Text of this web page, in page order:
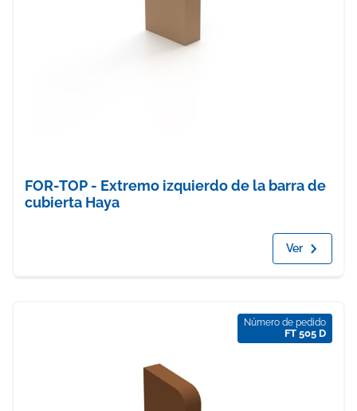
FOR-TOP - Extremo izquierdo de la barra de
cubierta Haya
Ver
Número de pedido
FT 505 D